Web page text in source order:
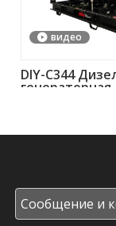
видео
DIY-C344
генераторная